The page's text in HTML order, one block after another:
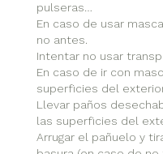
pulseras…
En caso de usar
no antes.
Intentar no usar
En caso de ir con
superficies del
Llevar paños
las superficies del
Arrugar el pañuelo y